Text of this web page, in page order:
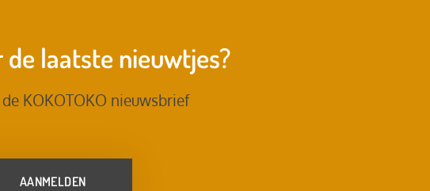
laatste nieuwtjes?
KOKOTOKO nieuwsbrief
AANMELDEN